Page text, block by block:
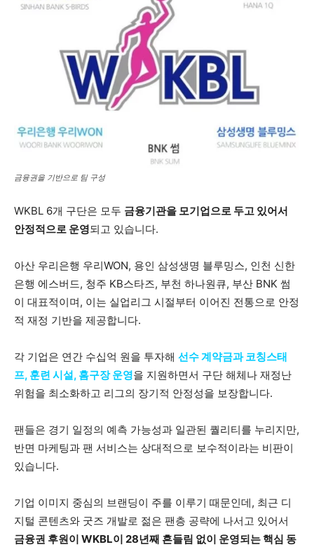
금융권을 기반으로 팀 구성
WKBL 6개 구단은 모두 금융기관을 모기업으로 두고 있어서
안정적으로 운영되고 있습니다.
아산 우리은행 우리WON, 용인 삼성생명 블루밍스, 인천 신한
은행 에스버드, 청주 KB스타즈, 부천 하나원큐, 부산 BNK 썸
이 대표적이며, 이는 실업리그 시절부터 이어진 전통으로 안정
적 재정 기반을 제공합니다.
각 기업은 연간 수십억 원을 투자해 선수 계약금과 코칭스태
프, 훈련 시설, 홈구장 운영을 지원하면서 구단 해체나 재정난
위험을 최소화하고 리그의 장기적 안정성을 보장합니다.
팬들은 경기 일정의 예측 가능성과 일관된 퀄리티를 누리지만,
반면 마케팅과 팬 서비스는 상대적으로 보수적이라는 비판이
있습니다.
기업 이미지 중심의 브랜딩이 주를 이루기 때문인데, 최근 디
지털 콘텐츠와 굿즈 개발로 젊은 팬층 공략에 나서고 있어서
금융권 후원이 WKBL이 28년째 흔들림 없이 운영되는 핵심 동